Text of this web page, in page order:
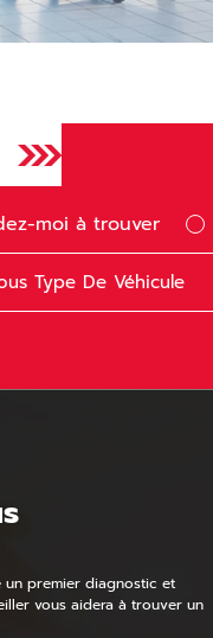
moi à trouver
Type De Véhicule
un premier diagnostic et
vous aidera à trouver un